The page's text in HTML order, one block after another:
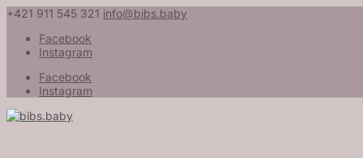
+421 911 545 321 info@bibs.baby
Facebook
Instagram
Facebook
Instagram